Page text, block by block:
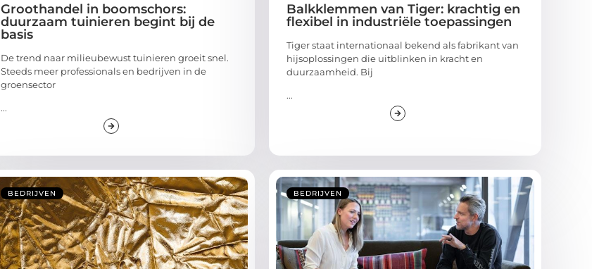
Groothandel in boomschors:
duurzaam tuinieren begint bij de
basis
De trend naar milieubewust tuinieren groeit snel.
Steeds meer professionals en bedrijven in de
groensector
...
Balkklemmen van Tiger: krachtig en
flexibel in industriële toepassingen
Tiger staat internationaal bekend als fabrikant van
hijsoplossingen die uitblinken in kracht en
duurzaamheid. Bij
...
BEDRIJVEN BEDRIJVEN